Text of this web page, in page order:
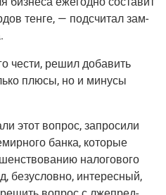
тен­ге, — под­счи­тал зам­
чести, решил доба­вить
плю­сы, но и мину­сы
этот вопрос, запро­си­ли
бан­ка, кото­рые
нало­го­во­го
без­услов­но, инте­рес­ный,